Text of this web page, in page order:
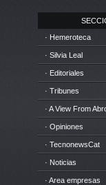
· Hemeroteca
· Silvia Leal
· Editoriales
· Tribunes
· A View From
· Opiniones
· TecnonewsCat
· Noticias
· Area empresas